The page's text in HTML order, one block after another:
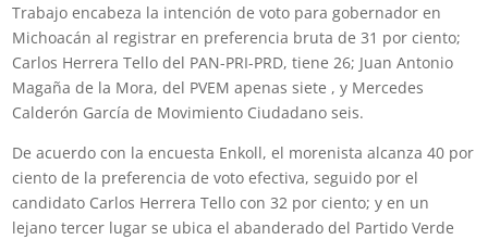
Trabajo encabeza la intención de voto para gobernador en
Michoacán al registrar en preferencia bruta de 31 por ciento;
Carlos Herrera Tello del PAN-PRI-PRD, tiene 26; Juan Antonio
Magaña de la Mora, del PVEM apenas siete , y Mercedes
Calderón García de Movimiento Ciudadano seis.
De acuerdo con la encuesta Enkoll, el morenista alcanza 40 por
ciento de la preferencia de voto efectiva, seguido por el
candidato Carlos Herrera Tello con 32 por ciento; y en un
lejano tercer lugar se ubica el abanderado del Partido Verde